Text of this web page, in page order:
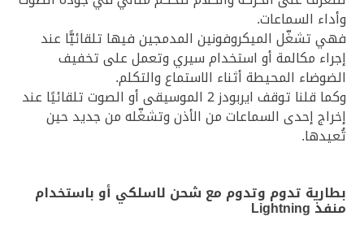
وأداء السماعات.
فهي تشغّل الميكروفونين المدمجين فيها تلقائيًّا عند
إجراء مكالمة أو استخدام سيري وتعمل على تخفيف
الضوضاء المحيطة أثناء الاستماع والتكلم.
وكما قلنا توقف ايربودز 2 الموسيقى أو الصوت تلقائيًا عند
إخراج إحدى السماعات من الأذن وتشغّله من جديد حين
تُعيدها.
بطارية تدوم وتدوم مع شحن لاسلكي أو باستخدام
منفذ Lightning